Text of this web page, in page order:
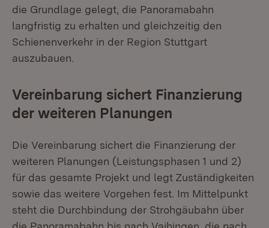
die Grundlage gelegt, die Panoramabahn
langfristig zu erhalten und gleichzeitig den
Schienenverkehr in der Region Stuttgart
auszubauen.
Vereinbarung sichert Finanzierung
der weiteren Planungen
Die Vereinbarung sichert die Finanzierung der
weiteren Planungen (Leistungsphasen 1 und 2)
für das gesamte Projekt und legt Zuständigkeiten
sowie das weitere Vorgehen fest. Im Mittelpunkt
steht die Durchbindung der Strohgäubahn über